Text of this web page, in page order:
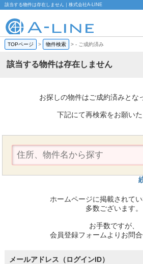
該当する物件は存在しません｜株式会社A-LINE
TOPページ > 物件検索 >- ご成約済み
該当する物件は存在しません
お探しの物件はご成約済みとな
下記にて再検索をお願いた
ホームページに掲載されて
多数ございます。
お手数ですが、
会員登録フォームよりお問合
メールアドレス（ログインID）